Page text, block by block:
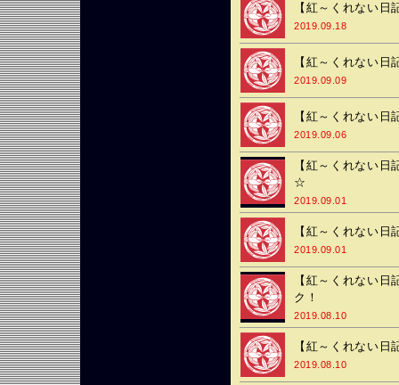
【紅～くれない
2019.09.18
【紅～くれない
2019.09.09
【紅～くれない
2019.09.06
【紅～くれない
☆
2019.09.01
【紅～くれない
2019.09.01
【紅～くれない
ク！
2019.08.10
【紅～くれない
2019.08.10